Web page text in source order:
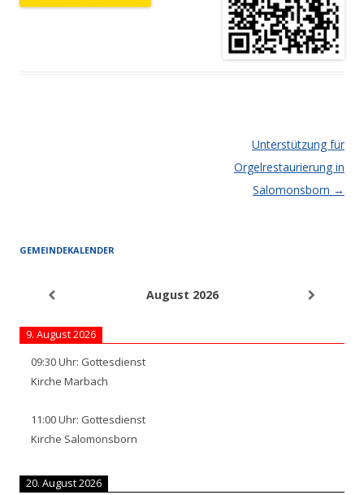
Unterstützung für
Orgelrestaurierung in
Salomonsborn →
GEMEINDEKALENDER
August 2026
9. August 2026
09:30Uhr: Gottesdienst
Kirche Marbach
11:00Uhr: Gottesdienst
Kirche Salomonsborn
20. August 2026